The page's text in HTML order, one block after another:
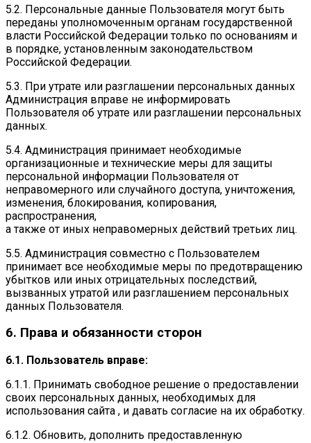
5.2. Персональные данные Пользователя могут быть
переданы уполномоченным органам государственной
власти Российской Федерации только по основаниям и
в порядке, установленным законодательством
Российской Федерации.
5.3. При утрате или разглашении персональных данных
Администрация вправе не информировать
Пользователя об утрате или разглашении персональных
данных.
5.4. Администрация принимает необходимые
организационные и технические меры для защиты
персональной информации Пользователя от
неправомерного или случайного доступа, уничтожения,
изменения, блокирования, копирования,
распространения,
а также от иных неправомерных действий третьих лиц.
5.5. Администрация совместно с Пользователем
принимает все необходимые меры по предотвращению
убытков или иных отрицательных последствий,
вызванных утратой или разглашением персональных
данных Пользователя.
6. Права и обязанности сторон
6.1. Пользователь вправе:
6.1.1. Принимать свободное решение о предоставлении
своих персональных данных, необходимых для
использования сайта , и давать согласие на их обработку.
6.1.2. Обновить, дополнить предоставленную